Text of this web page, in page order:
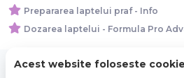
Prepararea laptelui praf - Info
Dozarea laptelui - Formula Pro
Acest website foloseste